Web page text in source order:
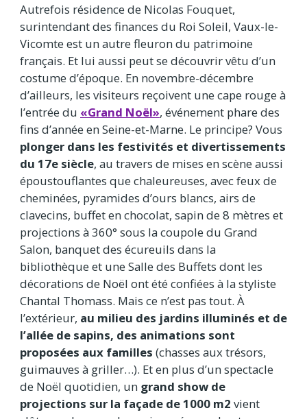
Autrefois résidence de Nicolas Fouquet,
surintendant des finances du Roi Soleil, Vaux-le-
Vicomte est un autre fleuron du patrimoine
français. Et lui aussi peut se découvrir vêtu d’un
costume d’époque. En novembre-décembre
d’ailleurs, les visiteurs reçoivent une cape rouge à
l’entrée du «Grand Noël», événement phare des
fins d’année en Seine-et-Marne. Le principe? Vous
plonger dans les festivités et divertissements
du 17e siècle, au travers de mises en scène aussi
époustouflantes que chaleureuses, avec feux de
cheminées, pyramides d’ours blancs, airs de
clavecins, buffet en chocolat, sapin de 8 mètres et
projections à 360° sous la coupole du Grand
Salon, banquet des écureuils dans la
bibliothèque et une Salle des Buffets dont les
décorations de Noël ont été confiées à la styliste
Chantal Thomass. Mais ce n’est pas tout. À
l’extérieur, au milieu des jardins illuminés et de
l’allée de sapins, des animations sont
proposées aux familles (chasses aux trésors,
guimauves à griller…). Et en plus d’un spectacle
de Noël quotidien, un grand show de
projections sur la façade de 1000 m2 vient